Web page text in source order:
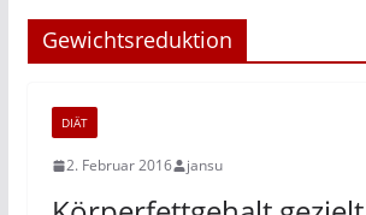
Gewichtsreduktion
DIÄT
2. Februar 2016 jansu